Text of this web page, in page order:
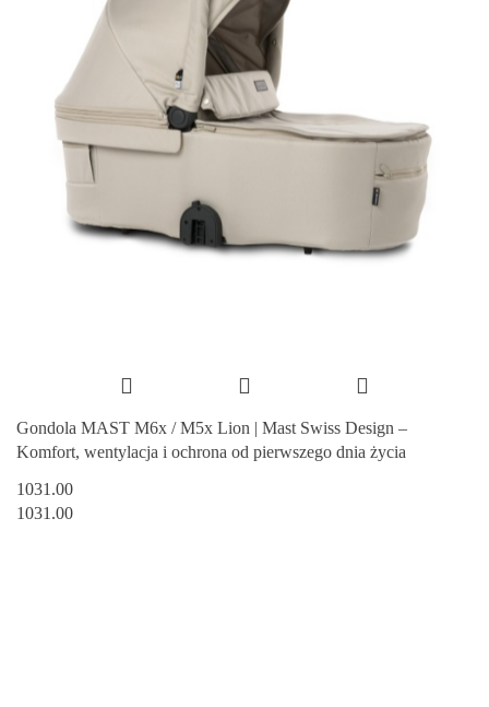
Gondola MAST M6x / M5x Lion | Mast Swiss Design –
Komfort, wentylacja i ochrona od pierwszego dnia życia
1031.00
1031.00